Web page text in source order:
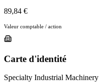
89,84 €
Valeur comptable / action
Carte d'identité
Specialty Industrial Machinery